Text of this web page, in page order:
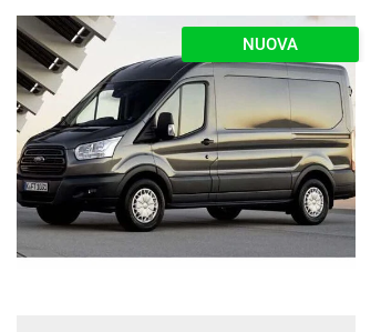
NUOVA
Cookie necessari
Cookie delle preferenze